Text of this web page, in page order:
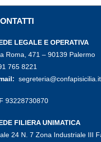
LEGALE E OPERATIVA
Roma, 471 – 90139 Palermo
765 8221
segreteria@confapisicilia.it
93228730870
FILIERA UNIMATICA
24 N. 7 Zona Industriale III